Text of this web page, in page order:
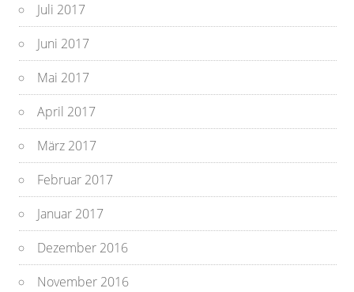
Juli 2017
Juni 2017
Mai 2017
April 2017
März 2017
Februar 2017
Januar 2017
Dezember 2016
November 2016